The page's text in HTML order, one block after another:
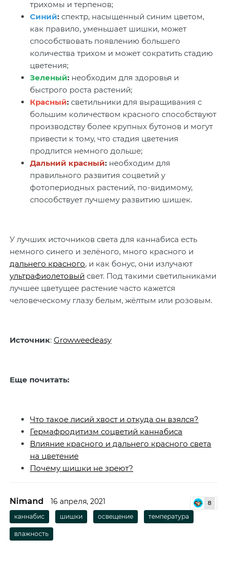
трихомы и терпенов;
Синий: спектр, насыщенный синим цветом,
как правило, уменьшает шишки, может
способствовать появлению большего
количества трихом и может сократить стадию
цветения;
Зеленый: необходим для здоровья и
быстрого роста растений;
Красный: светильники для выращивания с
большим количеством красного способствуют
производству более крупных бутонов и могут
привести к тому, что стадия цветения
продлится немного дольше;
Дальний красный: необходим для
правильного развития соцветий у
фотопериодных растений, по-видимому,
способствует лучшему развитию шишек.
У лучших источников света для каннабиса есть
немного синего и зелёного, много красного и
дальнего красного, и как бонус, они излучают
ультрафиолетовый свет. Под такими светильниками
лучшее цветущее растение часто кажется
человеческому глазу белым, жёлтым или розовым.
Источник: Growweedeasy
Еще почитать:
Что такое лисий хвост и откуда он взялся?
Гермафродитизм соцветий каннабиса
Влияние красного и дальнего красного света
на цветение
Почему шишки не зреют?
Nimand 16 апреля, 2021 8
каннабис шишки освещение температура
влажность